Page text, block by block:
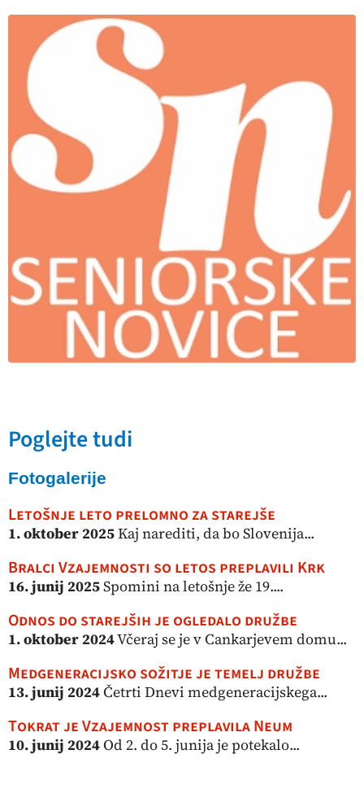
Poglejte tudi
Fotogalerije
Letošnje leto prelomno za starejše
1. oktober 2025Kaj narediti, da bo Slovenija...
Bralci Vzajemnosti so letos preplavili Krk
16. junij 2025Spomini na letošnje že 19....
Odnos do starejših je ogledalo družbe
1. oktober 2024Včeraj se je v Cankarjevem domu...
Medgeneracijsko sožitje je temelj družbe
13. junij 2024Četrti Dnevi medgeneracijskega...
Tokrat je Vzajemnost preplavila Neum
10. junij 2024Od 2. do 5. junija je potekalo...